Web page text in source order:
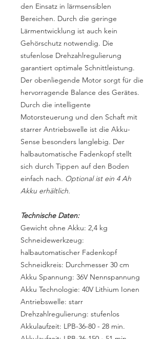
den Einsatz in lärmsensiblen
Bereichen. Durch die geringe
Lärmentwicklung ist auch kein
Gehörschutz notwendig. Die
stufenlose Drehzahlregulierung
garantiert optimale Schnittleistung.
Der obenliegende Motor sorgt für die
hervorragende Balance des Gerätes.
Durch die intelligente
Motorsteuerung und den Schaft mit
starrer Antriebswelle ist die Akku-
Sense besonders langlebig. Der
halbautomatische Fadenkopf stellt
sich durch Tippen auf den Boden
einfach nach. Optional ist ein 4 Ah
Akku erhältlich.
Technische Daten:
Gewicht ohne Akku: 2,4 kg
Schneidewerkzeug:
halbautomatischer Fadenkopf
Schneidkreis: Durchmesser 30 cm
Akku Spannung: 36V Nennspannung
Akku Technologie: 40V Lithium Ionen
Antriebswelle: starr
Drehzahlregulierung: stufenlos
Akkulaufzeit: LPB-36-80 - 28 min.